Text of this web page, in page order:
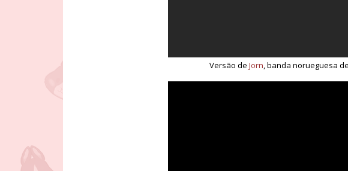
Versão de Jorn, banda norueguesa